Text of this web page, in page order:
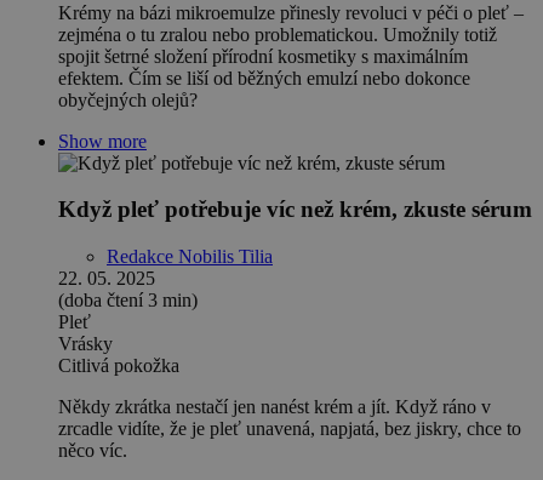
Krémy na bázi mikroemulze přinesly revoluci v péči o pleť –
zejména o tu zralou nebo problematickou. Umožnily totiž
spojit šetrné složení přírodní kosmetiky s maximálním
efektem. Čím se liší od běžných emulzí nebo dokonce
obyčejných olejů?
Show more
Když pleť potřebuje víc než krém, zkuste sérum
Redakce Nobilis Tilia
22. 05. 2025
(doba čtení 3 min)
Pleť
Vrásky
Citlivá pokožka
Někdy zkrátka nestačí jen nanést krém a jít. Když ráno v
zrcadle vidíte, že je pleť unavená, napjatá, bez jiskry, chce to
něco víc.